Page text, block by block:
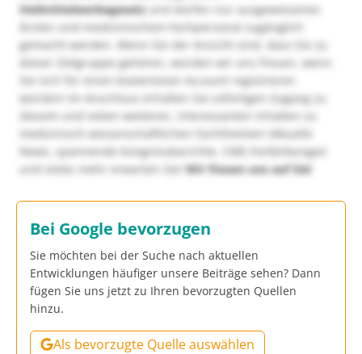
Heilmittelwerbegesetzund dürfen nur ausgewiesenen
Ärzten und medizinischem Fachpersonal zugänglich
gemacht werden. Wenn Sie der Ansicht sind, dass Sie zu
dieser Zielgruppe gehören, würden wir uns freuen, wenn
Sie sich für einen kostenlosen Account registrieren
würden! Im Anschluss erhalten Sie sofortigen Zugang zu
diesem und vielen weiteren, interessanten Inhalten zu
medizinisch-wissenschaftlichen Fachthemen! Aktuelle
News, spannende Kongressberichte, CME-Fortbildungen
und vieles mehr erwarten Sie!Wir freuen uns auf Sie!
Bei Google bevorzugen
Sie möchten bei der Suche nach aktuellen
Entwicklungen häufiger unsere Beiträge sehen? Dann
fügen Sie uns jetzt zu Ihren bevorzugten Quellen
hinzu.
Als bevorzugte Quelle auswählen